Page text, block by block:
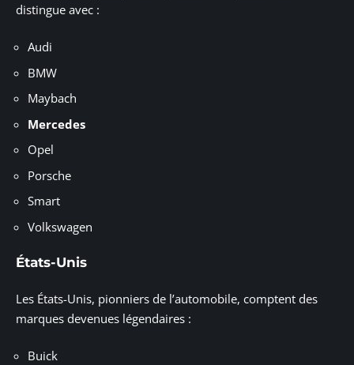
distingue avec :
Audi
BMW
Maybach
Mercedes
Opel
Porsche
Smart
Volkswagen
États-Unis
Les États-Unis, pionniers de l’automobile, comptent des
marques devenues légendaires :
Buick